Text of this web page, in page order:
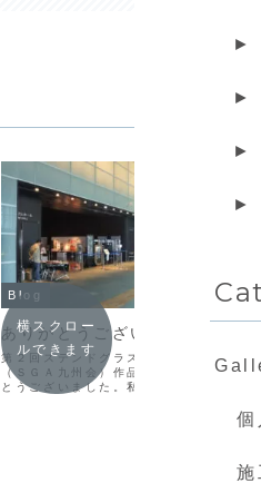
Blog
ありがとうございました。
第２回ステンドグラスアート・九州会
（ＳＧＡ九州会）作品展会場風景ありが
とうございました。私共の第２回ステン
援・ご観覧頂きました皆様方に心から御
横スクロー
ルできます
►
►
►
►
個
施